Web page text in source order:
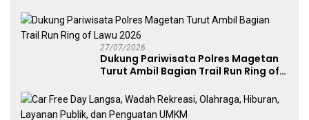
27/07/2026
Dukung Pariwisata Polres Magetan
Turut Ambil Bagian Trail Run Ring of